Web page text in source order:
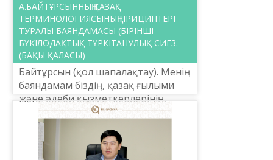
А.БАЙТҰРСЫННЫҢ ҚАЗАҚ
ТЕРМИНОЛОГИЯСЫНЫҢ ПРИЦИПТЕРІ
ТУРАЛЫ БАЯНДАМАСЫ (БІРІНШІ
БҮКІЛОДАҚТЫҚ ТҮРКІТАНУЛЫҚ СИЕЗ.
(БАҚЫ ҚАЛАСЫ)
Байтұрсын (қол шапалақтау). Менің
баяндамам біздің, қазақ ғылыми
және әдеби қызметкерлерінің,
халық әдебиеті үшін
терминологияны қалай түзіп
жатқанымыз туралы және,
екіншіден,...